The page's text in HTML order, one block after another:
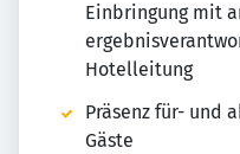
Einbringung mit
Hotelleitung
Präsenz für- und
Gäste